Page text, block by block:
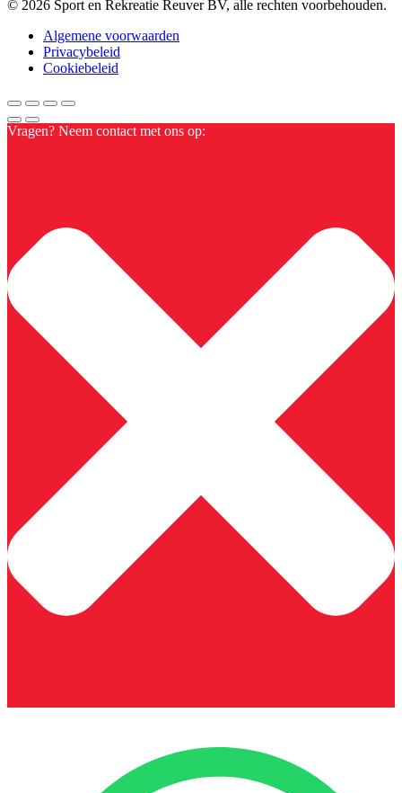
© 2026 Sport en Rekreatie Reuver BV, alle rechten voorbehouden.
Algemene voorwaarden
Privacybeleid
Cookiebeleid
Vragen? Neem contact met ons op: